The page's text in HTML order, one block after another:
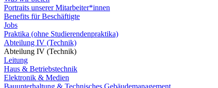
Portraits unserer Mitarbeiter*innen
Benefits für Beschäftigte
Jobs
Praktika (ohne Studierendenpraktika)
Abteilung IV (Technik)
Abteilung IV (Technik)
Leitung
Haus & Betriebstechnik
Elektronik & Medien
Bauunterhaltung & Technisches Gebäudemanagement